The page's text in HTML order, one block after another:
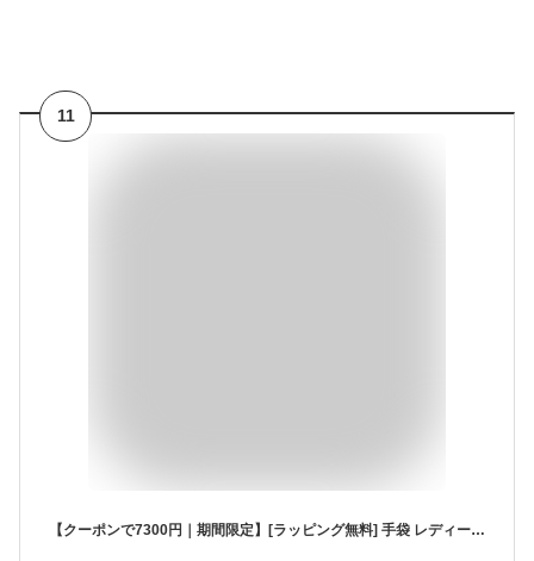
11
【クーポンで7300円｜期間限定】[ラッピング無料] 手袋 レディース 本革 スマホ対応 ハリスツイード 革手袋 リブ付き Attivo/Harris Tweed [23色/3サイズ] [ATHT04] 羊革 タータンチェック リブ あたたかい レザー スマートフォン対応 スマホ手袋 チェック柄 女性